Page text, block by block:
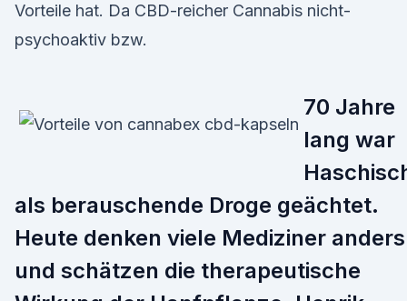
Vorteile hat. Da CBD-reicher Cannabis nicht-
psychoaktiv bzw.
70 Jahre
lang war
als berauschende Droge geächtet.
Heute denken viele Mediziner anders
und schätzen die therapeutische